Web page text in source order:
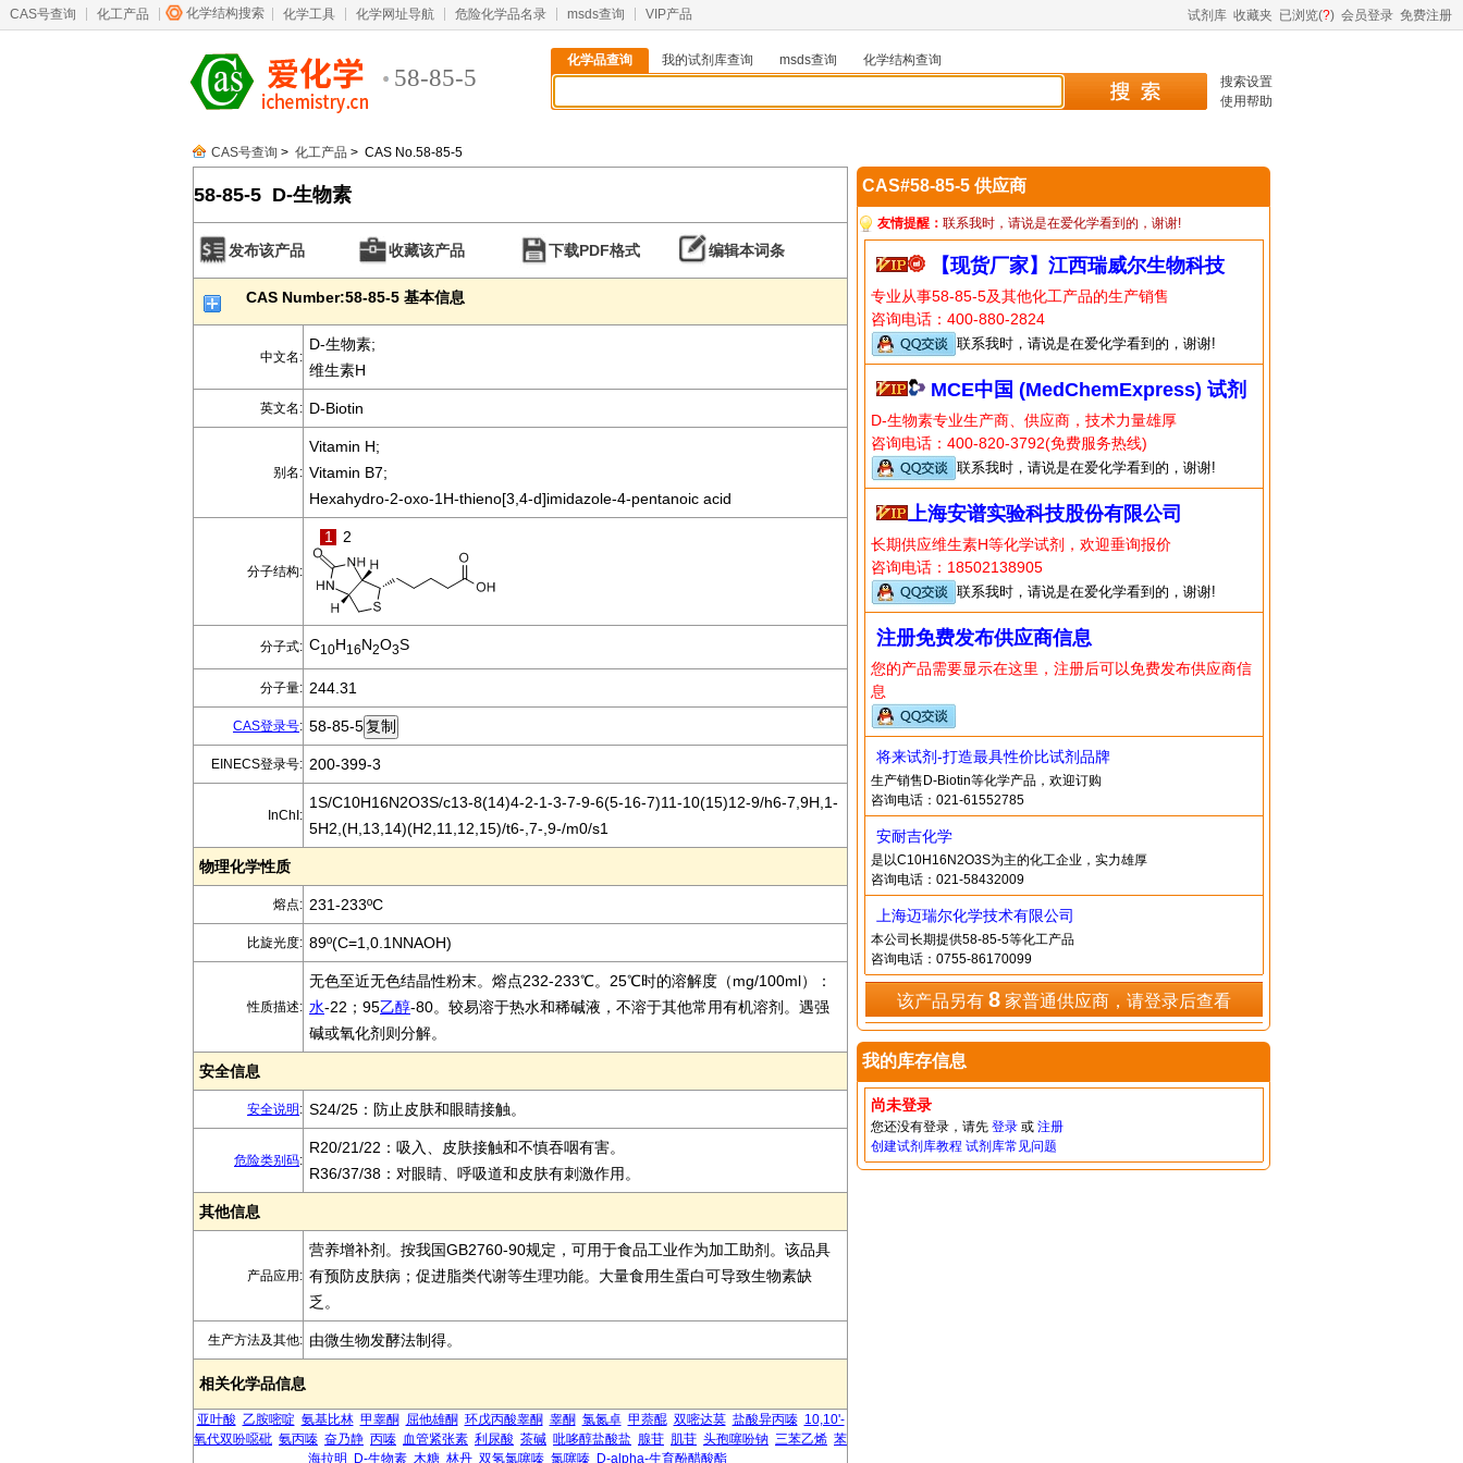
CAS号查询 化工产品 化学结构搜索 化学工具 化学网址导航 危险化学品名录 msds查询 VIP产品 试剂库 收藏夹 已浏览(?) 会员登录 免费注册
58-85-5
化学品查询 我的试剂库查询 msds查询
化学结构查询
搜索设置
使用帮助
CAS号查询 > 化工产品 > CAS No.58-85-5
58-85-5 D-生物素
发布该产品 收藏该产品 下载PDF格式 编辑本词条
CAS Number:58-85-5 基本信息
中文名:
D-生物素;
维生素H
英文名: D-Biotin
别名:
Vitamin H;
Vitamin B7;
Hexahydro-2-oxo-1H-thieno[3,4-d]imidazole-4-pentanoic acid
分子结构:
1 2
分子式: C10H16N2O3S
分子量: 244.31
CAS登录号: 58-85-5
EINECS登录号: 200-399-3
InChI:
1S/C10H16N2O3S/c13-8(14)4-2-1-3-7-9-6(5-16-7)11-10(15)12-9/h6-7,9H,1-
5H2,(H,13,14)(H2,11,12,15)/t6-,7-,9-/m0/s1
物理化学性质
熔点: 231-233ºC
比旋光度: 89º(C=1,0.1NNAOH)
性质描述:
无色至近无色结晶性粉末。熔点232-233℃。25℃时的溶解度（mg/100ml）：
水-22；95乙醇-80。较易溶于热水和稀碱液，不溶于其他常用有机溶剂。遇强
碱或氧化剂则分解。
安全信息
安全说明 : S24/25：防止皮肤和眼睛接触。
危险类别码:
R20/21/22：吸入、皮肤接触和不慎吞咽有害。
R36/37/38：对眼睛、呼吸道和皮肤有刺激作用。
其他信息
产品应用:
营养增补剂。按我国GB2760-90规定，可用于食品工业作为加工助剂。该品具
有预防皮肤病；促进脂类代谢等生理功能。大量食用生蛋白可导致生物素缺
乏。
生产方法及其他: 由微生物发酵法制得。
相关化学品信息
亚叶酸 乙胺嘧啶 氨基比林 甲睾酮 屈他雄酮 环戊丙酸睾酮 睾酮 氯氮卓 甲萘醌 双嘧达莫 盐酸异丙嗪 10,10'-
氧代双吩噁砒 氨丙嗪 奋乃静 丙嗪 血管紧张素 利尿酸 茶碱 吡哆醇盐酸盐 腺苷 肌苷 头孢噻吩钠 三苯乙烯 苯
海拉明
D-生物素 木糖 林丹 双氢氯噻嗪 氯噻嗪 D-alpha-生育酚醋酸酯
CAS#58-85-5 供应商
友情提醒： 联系我时，请说是在爱化学看到的，谢谢!
【现货厂家】江西瑞威尔生物科技
专业从事58-85-5及其他化工产品的生产销售
咨询电话：400-880-2824
联系我时，请说是在爱化学看到的，谢谢!
MCE中国 (MedChemExpress) 试剂
D-生物素专业生产商、供应商，技术力量雄厚
咨询电话：400-820-3792(免费服务热线)
联系我时，请说是在爱化学看到的，谢谢!
上海安谱实验科技股份有限公司
长期供应维生素H等化学试剂，欢迎垂询报价
咨询电话：18502138905
联系我时，请说是在爱化学看到的，谢谢!
注册免费发布供应商信息
您的产品需要显示在这里，注册后可以免费发布供应商信
息
将来试剂-打造最具性价比试剂品牌
生产销售D-Biotin等化学产品，欢迎订购
咨询电话：021-61552785
安耐吉化学
是以C10H16N2O3S为主的化工企业，实力雄厚
咨询电话：021-58432009
上海迈瑞尔化学技术有限公司
本公司长期提供58-85-5等化工产品
咨询电话：0755-86170099
该产品另有 8家普通供应商，请登录后查看
我的库存信息
尚未登录
您还没有登录，请先 登录或 注册
创建试剂库教程 试剂库常见问题